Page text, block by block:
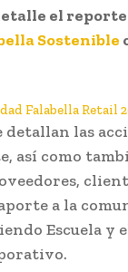
el
Sostenible
Falabella Retail
detallan las
así como
a la
Escuela y